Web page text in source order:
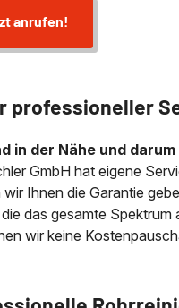
anrufen!
professioneller
in der Nähe und
GmbH hat eigene
Ihnen die Garantie
das gesamte
wir keine